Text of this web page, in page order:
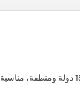
خطط بيانات eSIM متوفرة في أكثر من 180 دولة ومنطقة، مناسبة